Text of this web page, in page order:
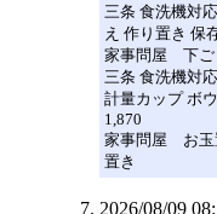
三条 食洗機対
え 作り置き 保
家事問屋 下
三条 食洗機対
計量カップ ボ
1,870
家事問屋 お玉
置き
2026/08/09